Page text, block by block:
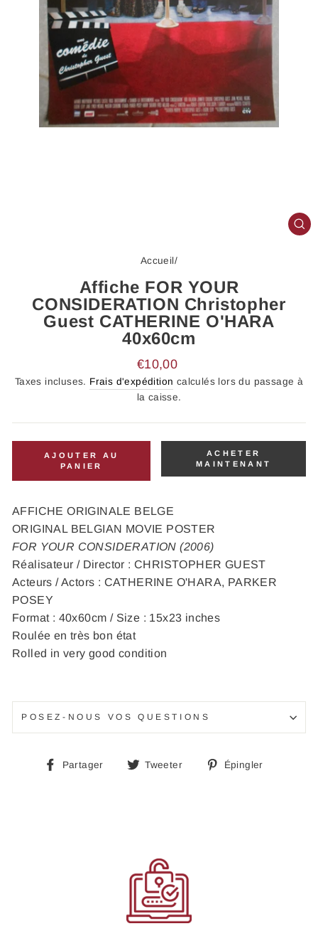
Accueil/
Affiche FOR YOUR
CONSIDERATION Christopher
Guest CATHERINE O'HARA
40x60cm
Prix
régulier
€10,00
Taxes incluses. Frais d'expédition calculés lors du passage à
la caisse.
AJOUTER AU
PANIER
ACHETER
MAINTENANT
AFFICHE ORIGINALE BELGE
ORIGINAL BELGIAN MOVIE POSTER
FOR YOUR CONSIDERATION (2006)
Réalisateur / Director : CHRISTOPHER GUEST
Acteurs / Actors : CATHERINE O'HARA, PARKER
POSEY
Format : 40x60cm / Size : 15x23 inches
Roulée en très bon état
Rolled in very good condition
POSEZ-NOUS VOS QUESTIONS
Partager
PartagerTweeter
TweeterÉpingler